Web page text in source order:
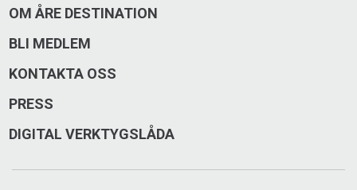
OM ÅRE DESTINATION
BLI MEDLEM
KONTAKTA OSS
PRESS
DIGITAL VERKTYGSLÅDA